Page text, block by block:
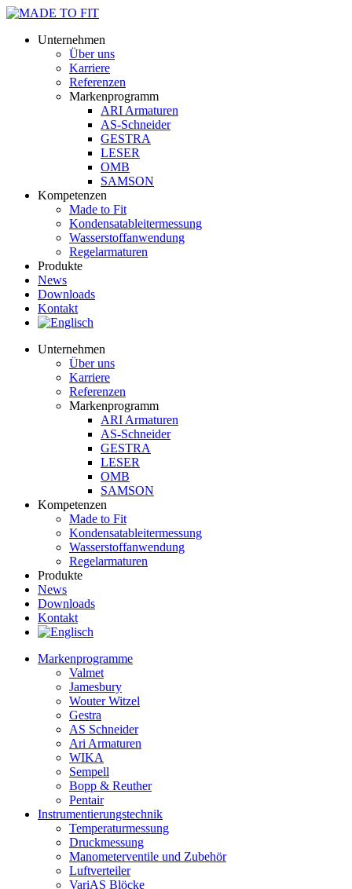
Unternehmen
Über uns
Karriere
Referenzen
Markenprogramm
ARI Armaturen
AS-Schneider
GESTRA
LESER
OMB
SAMSON
Kompetenzen
Made to Fit
Kondensat­ableiter­messung
Wasserstoff­anwendung
Regel­arma­turen
Produkte
News
Downloads
Kontakt
Unternehmen
Über uns
Karriere
Referenzen
Markenprogramm
ARI Armaturen
AS-Schneider
GESTRA
LESER
OMB
SAMSON
Kompetenzen
Made to Fit
Kondensat­ableiter­messung
Wasserstoff­anwendung
Regel­arma­turen
Produkte
News
Downloads
Kontakt
Markenprogramme
Valmet
Jamesbury
Wouter Witzel
Gestra
AS Schneider
Ari Armaturen
WIKA
Sempell
Bopp & Reuther
Pentair
Instrumentierungs­technik
Temperaturmessung
Druckmessung
Manometerventile und Zubehör
Luftverteiler
VariAS Blöcke